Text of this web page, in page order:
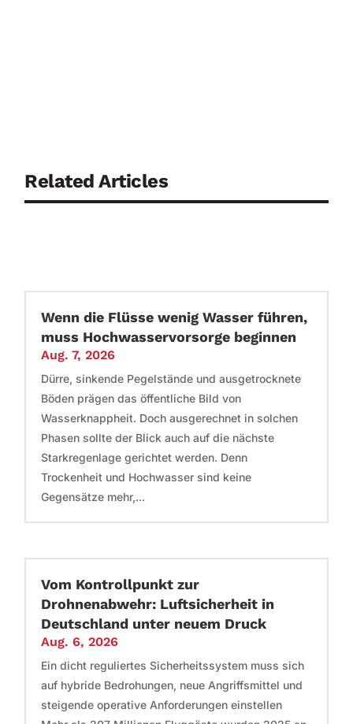
Related Articles
Wenn die Flüsse wenig Wasser führen,
muss Hochwasservorsorge beginnen
Aug. 7, 2026
Dürre, sinkende Pegelstände und ausgetrocknete
Böden prägen das öffentliche Bild von
Wasserknappheit. Doch ausgerechnet in solchen
Phasen sollte der Blick auch auf die nächste
Starkregenlage gerichtet werden. Denn
Trockenheit und Hochwasser sind keine
Gegensätze mehr,...
Vom Kontrollpunkt zur
Drohnenabwehr: Luftsicherheit in
Deutschland unter neuem Druck
Aug. 6, 2026
Ein dicht reguliertes Sicherheitssystem muss sich
auf hybride Bedrohungen, neue Angriffsmittel und
steigende operative Anforderungen einstellen